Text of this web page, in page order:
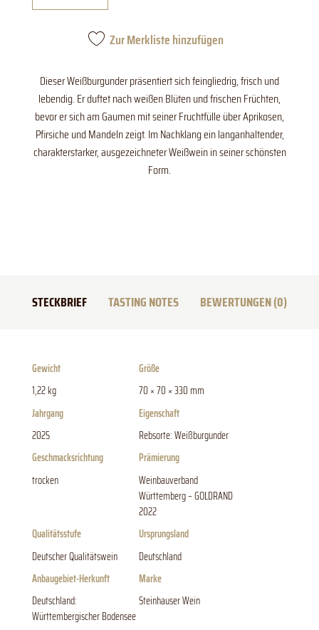
Zur Merkliste hinzufügen
Dieser Weißburgunder präsentiert sich feingliedrig, frisch und
lebendig. Er duftet nach weißen Blüten und frischen Früchten,
bevor er sich am Gaumen mit seiner Fruchtfülle über Aprikosen,
Pfirsiche und Mandeln zeigt. Im Nachklang ein langanhaltender,
charakterstarker, ausgezeichneter Weißwein in seiner schönsten
Form.
STECKBRIEF TASTING NOTES BEWERTUNGEN (0)
Gewicht
1,22 kg
Größe
70 × 70 × 330 mm
Jahrgang
2025
Eigenschaft
Rebsorte: Weißburgunder
Geschmacksrichtung
trocken
Prämierung
Weinbauverband
Württemberg – GOLDRAND
2022
Qualitätsstufe
Deutscher Qualitätswein
Ursprungsland
Deutschland
Anbaugebiet-Herkunft
Deutschland:
Württembergischer Bodensee
Marke
Steinhauser Wein